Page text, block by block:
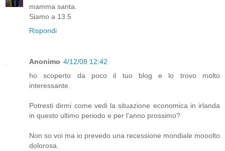
mamma santa.
Siamo a 13.5
Rispondi
Anonimo 4/12/08 12:42
ho scoperto da poco il tuo blog e lo trovo molto
interessante.
Potresti dirmi come vedi la situazione economica in irlanda
in questo ultimo periodo e per l'anno prossimo?
Non so voi ma io prevedo una recessione mondiale mooolto
dolorosa.